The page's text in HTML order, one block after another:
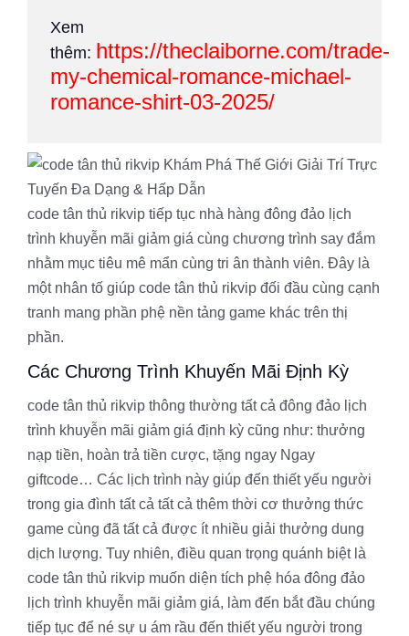
Xem
thêm: https://theclaiborne.com/trade-
my-chemical-romance-michael-
romance-shirt-03-2025/
code tân thủ rikvip tiếp tục nhà hàng đông đảo lịch
trình khuyễn mãi giảm giá cùng chương trình say đắm
nhằm mục tiêu mê mẩn cùng tri ân thành viên. Đây là
một nhân tố giúp code tân thủ rikvip đối đầu cùng cạnh
tranh mang phần phệ nền tảng game khác trên thị
phần.
Các Chương Trình Khuyến Mãi Định Kỳ
code tân thủ rikvip thông thường tất cả đông đảo lịch
trình khuyễn mãi giảm giá định kỳ cũng như: thưởng
nạp tiền, hoàn trả tiền cược, tặng ngay Ngay
giftcode… Các lịch trình này giúp đến thiết yếu người
trong gia đình tất cả tất cả thêm thời cơ thưởng thức
game cùng đã tất cả được ít nhiều giải thưởng dung
dịch lượng. Tuy nhiên, điều quan trọng quánh biệt là
code tân thủ rikvip muốn diện tích phệ hóa đông đảo
lịch trình khuyễn mãi giảm giá, làm đến bắt đầu chúng
tiếp tục để né sự u ám rầu đến thiết yếu người trong